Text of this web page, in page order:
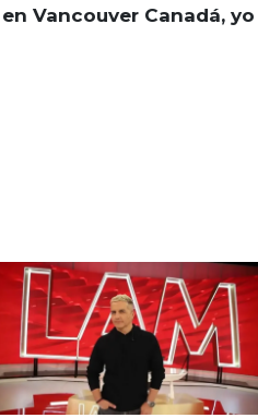
Vancouver Canadá, yo